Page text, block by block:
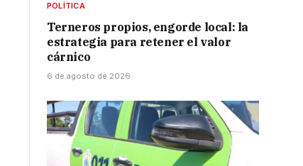
POLÍTICA
Terneros propios, engorde local: la
estrategia para retener el valor
cárnico
6 de agosto de 2026